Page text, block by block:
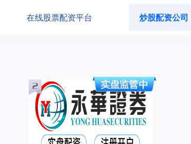
在线股票配资平台 炒股配资公司